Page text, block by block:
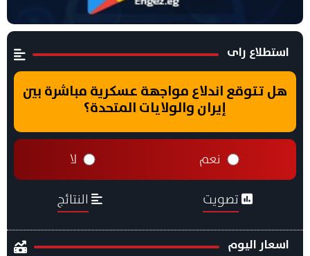
استطلاع راى
هل تتوقع اندلاع مواجهة عسكرية مباشرة بين
إيران والولايات المتحدة؟
نعم لا
تصويت النتائج
اسعار اليوم